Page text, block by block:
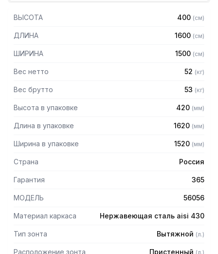
защищает сотрудников горячего цеха.
Особенности:
— Бескаркасный
0,8мм
— Поставляется в собранном виде
ВЫСОТА 400 (см)
ДЛИНА 1600 (см)
ШИРИНА 1500 (см)
Вес нетто 52 (кг)
Вес брутто 53 (кг)
Высота в упаковке 420 (мм)
Длина в упаковке 1620 (мм)
Ширина в упаковке 1520 (мм)
Страна Россия
Гарантия 365
МОДЕЛЬ 56056
Материал каркаса Нержавеющая сталь aisi 430
Тип зонта Вытяжной (л.)
Расположение зонта Пристенный (л.)